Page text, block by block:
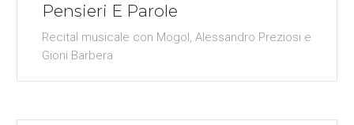
Pensieri E Parole
Recital musicale con Mogol, Alessandro Preziosi e
Gioni Barbera